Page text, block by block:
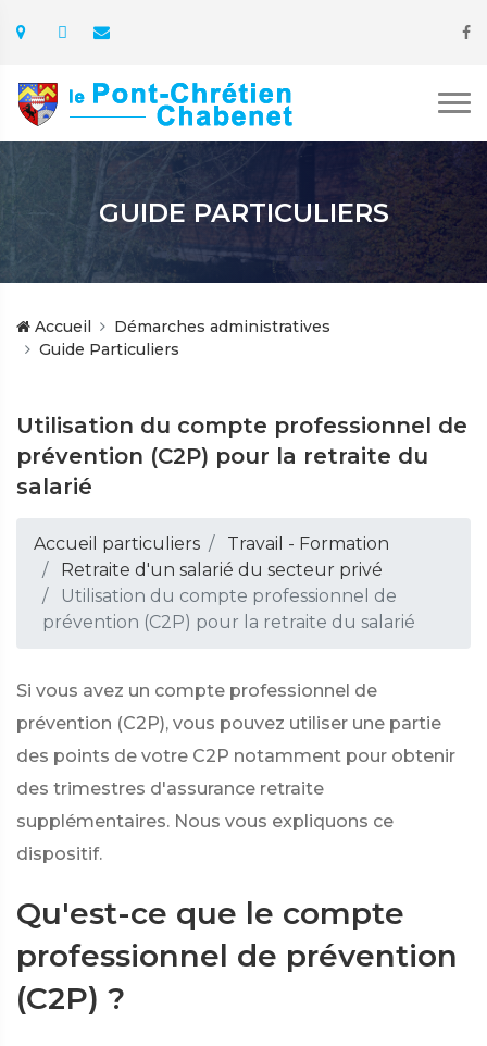
GUIDE PARTICULIERS
Accueil
Démarches administratives
Guide Particuliers
Utilisation du compte professionnel de
prévention (C2P) pour la retraite du
salarié
Accueil particuliers
Travail - Formation
Retraite d'un salarié du secteur privé
Utilisation du compte professionnel de
prévention (C2P) pour la retraite du salarié
Si vous avez un compte professionnel de
prévention (C2P), vous pouvez utiliser une partie
des points de votre C2P notamment pour obtenir
des trimestres d'assurance retraite
supplémentaires. Nous vous expliquons ce
dispositif.
Qu'est-ce que le compte
professionnel de prévention
(C2P) ?